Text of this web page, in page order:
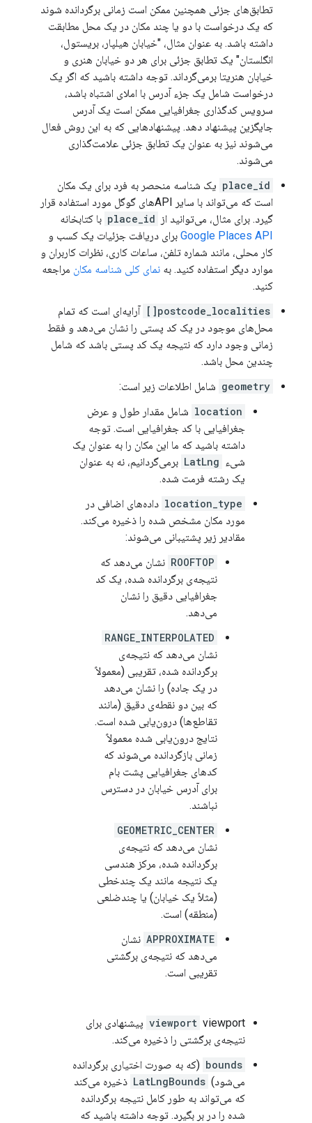
تطابق‌های جزئی همچنین ممکن است زمانی برگردانده شوند
که یک درخواست با دو یا چند مکان در یک محل مطابقت
داشته باشد. به عنوان مثال، "خیابان هیلپار، بریستول،
انگلستان" یک تطابق جزئی برای هر دو خیابان هنری و
خیابان هنریتا برمی‌گرداند. توجه داشته باشید که اگر یک
درخواست شامل یک جزء آدرس با املای اشتباه باشد،
سرویس کدگذاری جغرافیایی ممکن است یک آدرس
جایگزین پیشنهاد دهد. پیشنهادهایی که به این روش فعال
می‌شوند نیز به عنوان یک تطابق جزئی علامت‌گذاری
می‌شوند.
place_id یک شناسه منحصر به فرد برای یک مکان
است که می‌تواند با سایر APIهای گوگل مورد استفاده قرار
گیرد. برای مثال، می‌توانید از place_id با کتابخانه
Google Places API برای دریافت جزئیات یک کسب و
کار محلی، مانند شماره تلفن، ساعات کاری، نظرات کاربران و
موارد دیگر استفاده کنید. به نمای کلی شناسه مکان مراجعه
کنید.
postcode_localities[]
آرایه‌ای است که تمام
محل‌های موجود در یک کد پستی را نشان می‌دهد و فقط
زمانی وجود دارد که نتیجه یک کد پستی باشد که شامل
چندین محل باشد.
geometry شامل اطلاعات زیر است:
location شامل مقدار طول و عرض
جغرافیایی با کد جغرافیایی است. توجه
داشته باشید که ما این مکان را به عنوان یک
شیء LatLng برمی‌گردانیم، نه به عنوان
یک رشته فرمت شده.
location_type داده‌های اضافی در
مورد مکان مشخص شده را ذخیره می‌کند.
مقادیر زیر پشتیبانی می‌شوند:
ROOFTOP نشان می‌دهد که
نتیجه‌ی برگردانده شده، یک کد
جغرافیایی دقیق را نشان
می‌دهد.
RANGE_INTERPOLATED
نشان می‌دهد که نتیجه‌ی
برگردانده شده، تقریبی (معمولاً
در یک جاده) را نشان می‌دهد
که بین دو نقطه‌ی دقیق (مانند
تقاطع‌ها) درون‌یابی شده است.
نتایج درون‌یابی شده معمولاً
زمانی بازگردانده می‌شوند که
کدهای جغرافیایی پشت بام
برای آدرس خیابان در دسترس
نباشند.
GEOMETRIC_CENTER
نشان می‌دهد که نتیجه‌ی
برگردانده شده، مرکز هندسی
یک نتیجه مانند یک چندخطی
(مثلاً یک خیابان) یا چندضلعی
(منطقه) است.
APPROXIMATE نشان
می‌دهد که نتیجه‌ی برگشتی
تقریبی است.
viewport viewport پیشنهادی برای
نتیجه‌ی برگشتی را ذخیره می‌کند.
bounds (که به صورت اختیاری برگردانده
می‌شود) LatLngBounds ذخیره می‌کند
که می‌تواند به طور کامل نتیجه برگردانده
شده را در بر بگیرد. توجه داشته باشید که